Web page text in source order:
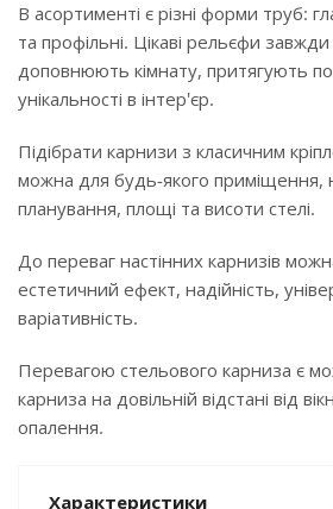
В асортименті є різні форми труб:
та профільні. Цікаві рельєфи завжди
доповнюють кімнату, притягують
унікальності в інтер'єр.
Підібрати карнизи з класичним
можна для будь-якого приміщення,
планування, площі та висоти стелі.
До переваг настінних карнизів
естетичний ефект, надійність,
варіативність.
Перевагою стельового карниза є
карниза на довільній відстані від
опалення.
Характеристики